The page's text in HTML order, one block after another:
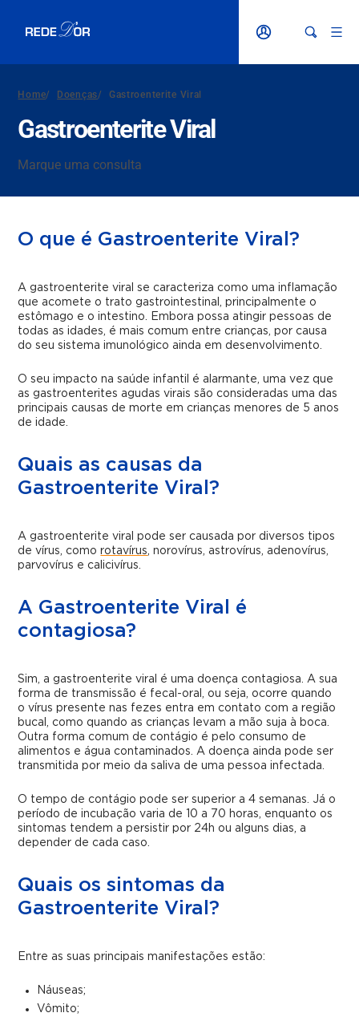
Home/ Doenças/ Gastroenterite Viral
Gastroenterite Viral
Marque uma consulta
O que é Gastroenterite Viral?
A gastroenterite viral se caracteriza como uma inflamação
que acomete o trato gastrointestinal, principalmente o
estômago e o intestino. Embora possa atingir pessoas de
todas as idades, é mais comum entre crianças, por causa
do seu sistema imunológico ainda em desenvolvimento.
O seu impacto na saúde infantil é alarmante, uma vez que
as gastroenterites agudas virais são consideradas uma das
principais causas de morte em crianças menores de 5 anos
de idade.
Quais as causas da
Gastroenterite Viral?
A gastroenterite viral pode ser causada por diversos tipos
de vírus, comorotavírus, norovírus, astrovírus, adenovírus,
parvovírus e calicivírus.
A Gastroenterite Viral é
contagiosa?
Sim, a gastroenterite viral é uma doença contagiosa. A sua
forma de transmissão é fecal-oral, ou seja, ocorre quando
o vírus presente nas fezes entra em contato com a região
bucal, como quando as crianças levam a mão suja à boca.
Outra forma comum de contágio é pelo consumo de
alimentos e água contaminados. A doença ainda pode ser
transmitida por meio da saliva de uma pessoa infectada.
O tempo de contágio pode ser superior a 4 semanas. Já o
período de incubação varia de 10 a 70 horas, enquanto os
sintomas tendem a persistir por 24h ou alguns dias, a
depender de cada caso.
Quais os sintomas da
Gastroenterite Viral?
Entre as suas principais manifestações estão:
Náuseas;
Vômito;